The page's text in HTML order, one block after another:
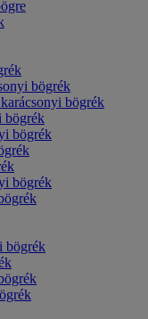
bögrék
bögrék
bögrék
bögrék
bögrék
bögrék